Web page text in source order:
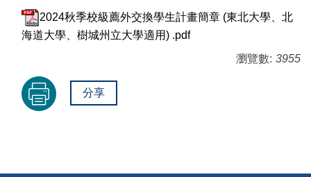
2024秋季校級薦外交換學生計畫簡章 (東北大學、北
海道大學、樹城州立大學適用) .pdf
瀏覽數: 3955
分享